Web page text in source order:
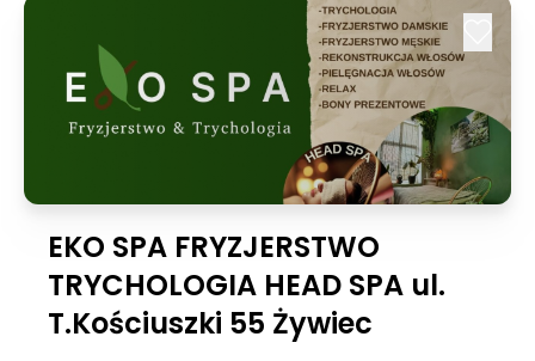
EKO SPA FRYZJERSTWO
TRYCHOLOGIA HEAD SPA ul.
T.Kościuszki 55 Żywiec